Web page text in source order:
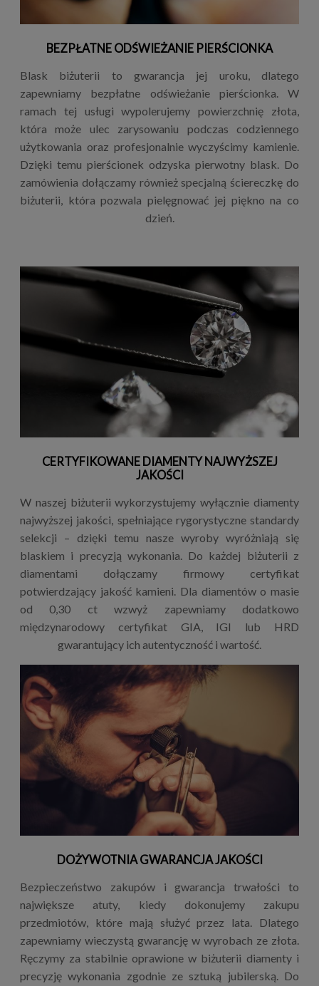
BEZPŁATNE ODŚWIEŻANIE PIERŚCIONKA
Blask biżuterii to gwarancja jej uroku, dlatego
zapewniamy bezpłatne odświeżanie pierścionka. W
ramach tej usługi wypolerujemy powierzchnię złota,
która może ulec zarysowaniu podczas codziennego
użytkowania oraz profesjonalnie wyczyścimy kamienie.
Dzięki temu pierścionek odzyska pierwotny blask. Do
zamówienia dołączamy również specjalną ściereczkę do
biżuterii, która pozwala pielęgnować jej piękno na co
dzień.
CERTYFIKOWANE DIAMENTY NAJWYŻSZEJ
JAKOŚCI
W naszej biżuterii wykorzystujemy wyłącznie diamenty
najwyższej jakości, spełniające rygorystyczne standardy
selekcji – dzięki temu nasze wyroby wyróżniają się
blaskiem i precyzją wykonania. Do każdej biżuterii z
diamentami dołączamy firmowy certyfikat
potwierdzający jakość kamieni. Dla diamentów o masie
od 0,30 ct wzwyż zapewniamy dodatkowo
międzynarodowy certyfikat GIA, IGI lub HRD
gwarantujący ich autentyczność i wartość.
DOŻYWOTNIA GWARANCJA JAKOŚCI
Bezpieczeństwo zakupów i gwarancja trwałości to
największe atuty, kiedy dokonujemy zakupu
przedmiotów, które mają służyć przez lata. Dlatego
zapewniamy wieczystą gwarancję w wyrobach ze złota.
Ręczymy za stabilnie oprawione w biżuterii diamenty i
precyzję wykonania zgodnie ze sztuką jubilerską. Do